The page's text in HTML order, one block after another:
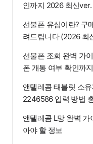
인까지 2026 최신ver.
선불폰 유심이란? 구
려드립니다 (2026 최
선불폰 조회 완벽 가
폰 개통 여부 확인까지
앤텔레콤 태블릿 소
2246586 입력 방법
앤텔레콤 L망 완벽 가
아야 할 정보